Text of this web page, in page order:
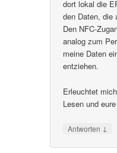
dort lokal die
den Daten, die
Den NFC-
analog zum
meine Daten
entziehen.
Erleuchtet
Lesen und
Antworten ↓